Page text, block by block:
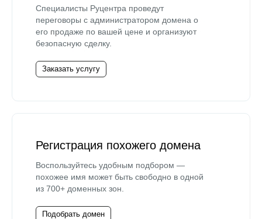
Специалисты Руцентра проведут
переговоры с администратором домена о
его продаже по вашей цене и организуют
безопасную сделку.
Заказать услугу
Регистрация похожего домена
Воспользуйтесь удобным подбором —
похожее имя может быть свободно в одной
из 700+ доменных зон.
Подобрать домен